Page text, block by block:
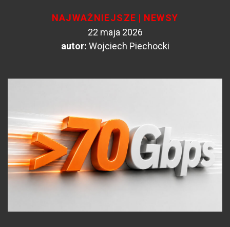
NAJWAŻNIEJSZE | NEWSY
22 maja 2026
autor: Wojciech Piechocki